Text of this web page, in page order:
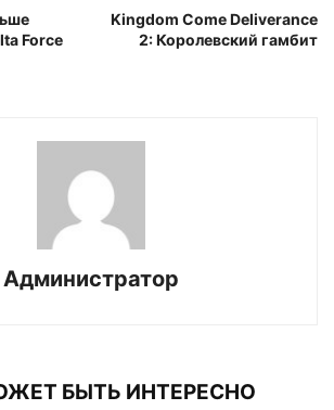
Force
Kingdom Come Deliverance
2: Королевский гамбит
Администратор
БЫТЬ ИНТЕРЕСНО